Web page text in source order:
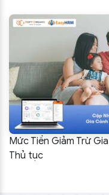
Mức Tiền Giảm Trừ
Thủ tục